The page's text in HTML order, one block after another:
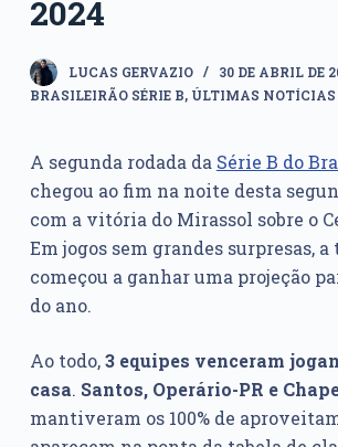
2024
LUCAS GERVAZIO
30 DE ABRIL DE
BRASILEIRÃO SÉRIE B, ÚLTIMAS NOTÍCIAS
A segunda rodada da Série B do
chegou ao fim na noite desta
com a vitória do Mirassol sobre o
Em jogos sem grandes surpresas, a
começou a ganhar uma projeção
do ano.
Ao todo,3 equipes venceram
casa. Santos, Operário-PR e
mantiveram os 100% de